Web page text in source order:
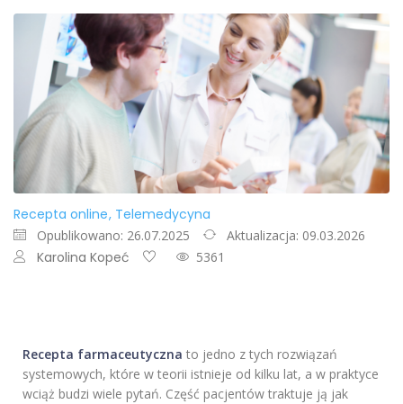
Recepta online Telemedycyna
Opublikowano: 26.07.2025 Aktualizacja: 09.03.2026
Karolina Kopeć 5361
Recepta farmaceutyczna to jedno z tych rozwiązań
systemowych, które w teorii istnieje od kilku lat, a w praktyce
wciąż budzi wiele pytań. Część pacjentów traktuje ją jak